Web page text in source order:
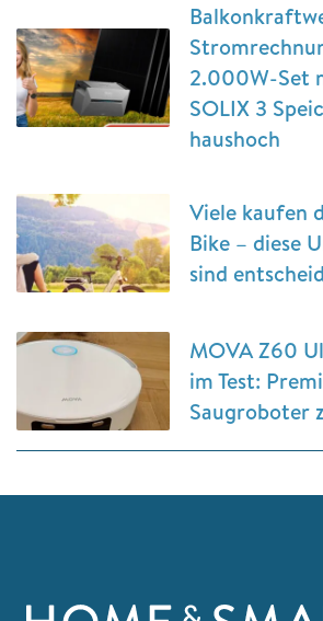
2.000W-Set
SOLIX 3
haushoch
Viele kaufen
Bike – diese
sind
MOVA Z60
im Test:
Saugroboter